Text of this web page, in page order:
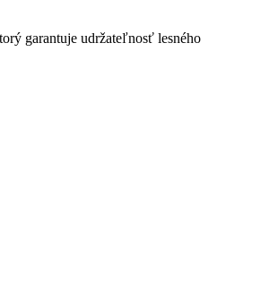
garantuje udržateľnosť lesného